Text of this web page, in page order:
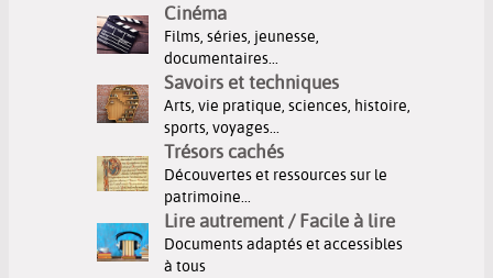
Cinéma
Films, séries, jeunesse,
documentaires...
Savoirs et techniques
Arts, vie pratique, sciences, histoire,
sports, voyages...
Trésors cachés
Découvertes et ressources sur le
patrimoine...
Lire autrement / Facile à lire
Documents adaptés et accessibles
à tous